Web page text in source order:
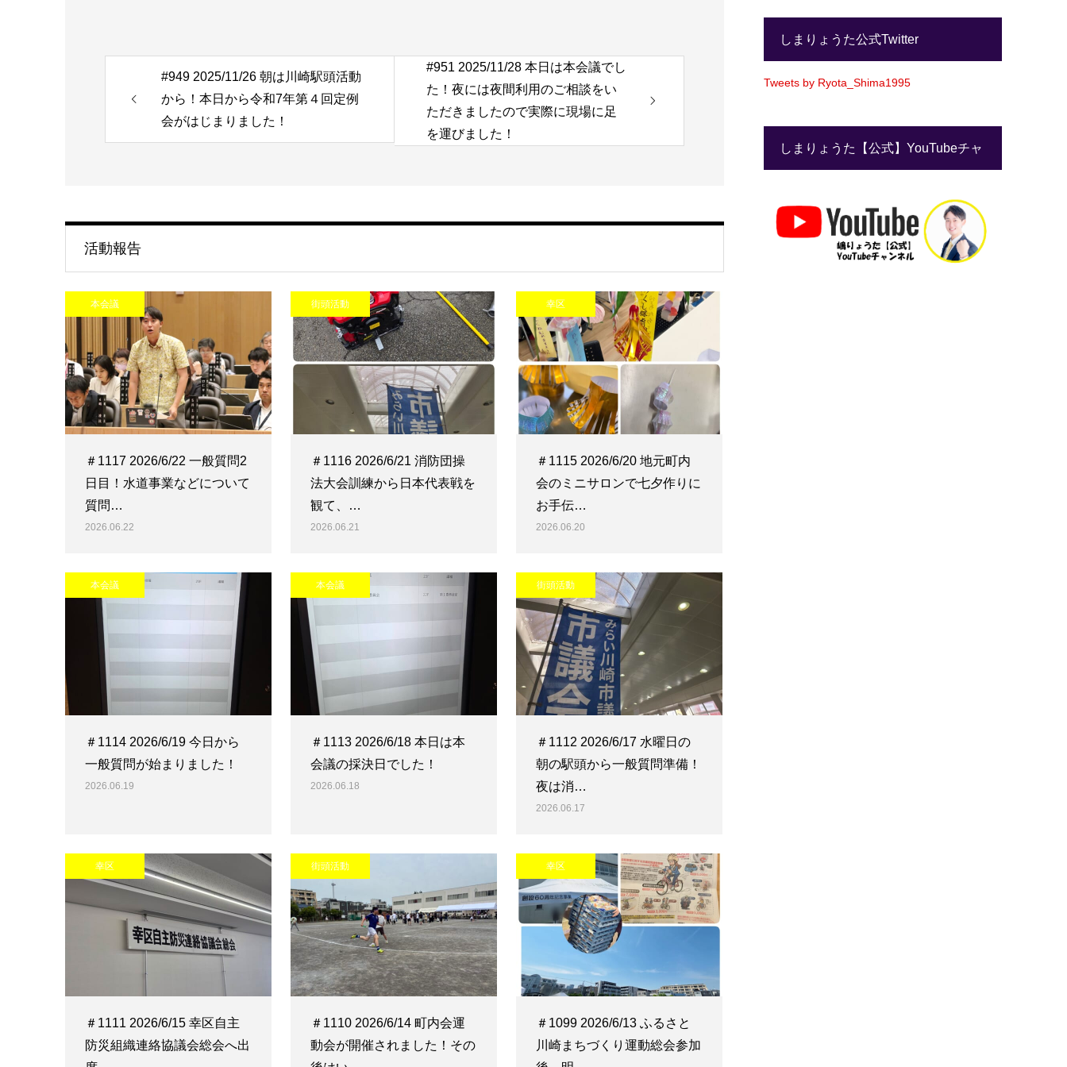
#949 2025/11/26 朝は川崎駅頭活動
から！本日から令和7年第４回定例
会がはじまりました！
#951 2025/11/28 本日は本会議でし
た！夜には夜間利用のご相談をい
ただきましたので実際に現場に足
を運びました！
活動報告
本会議
＃1117 2026/6/22 一般質問2
日目！水道事業などについて
質問…
2026.06.22
街頭活動
＃1116 2026/6/21 消防団操
法大会訓練から日本代表戦を
観て、…
2026.06.21
幸区
＃1115 2026/6/20 地元町内
会のミニサロンで七夕作りに
お手伝…
2026.06.20
本会議
＃1114 2026/6/19 今日から
一般質問が始まりました！
2026.06.19
本会議
＃1113 2026/6/18 本日は本
会議の採決日でした！
2026.06.18
街頭活動
＃1112 2026/6/17 水曜日の
朝の駅頭から一般質問準備！
夜は消…
2026.06.17
幸区
＃1111 2026/6/15 幸区自主
防災組織連絡協議会総会へ出
街頭活動
＃1110 2026/6/14 町内会運
動会が開催されました！その
幸区
＃1099 2026/6/13 ふるさと
川崎まちづくり運動総会参加
しまりょうた公式Twitter
Tweets by Ryota_Shima1995
しまりょうた【公式】YouTubeチャ